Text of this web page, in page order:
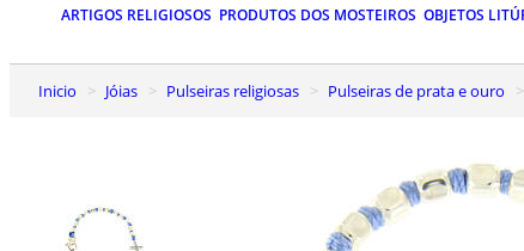
ARTIGOS RELIGIOSOS PRODUTOS DOS MOSTEIROS OBJETOS
Inicio Jóias Pulseiras religiosas Pulseiras de prata e ouro